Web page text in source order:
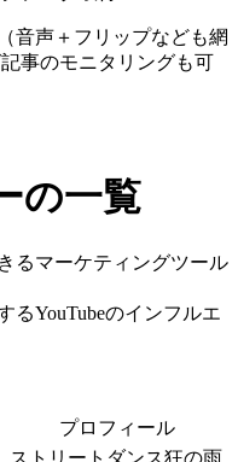
音声＋フリップなども網
事のモニタリングも可
の一覧
るマーケティングツール
るYouTubeのインフルエ
プロフィール
ストリートダンス狂の雨